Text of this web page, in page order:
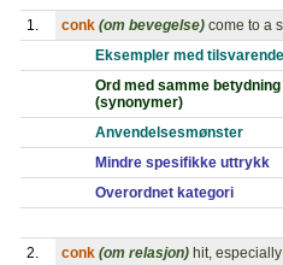
1. conk (om bevegelse) come to a
Eksempler med
Ord med samme betydning
(synonymer)
Anvendelsesmønster
Mindre spesifikke uttrykk
Overordnet kategori
2. conk (om relasjon) hit,